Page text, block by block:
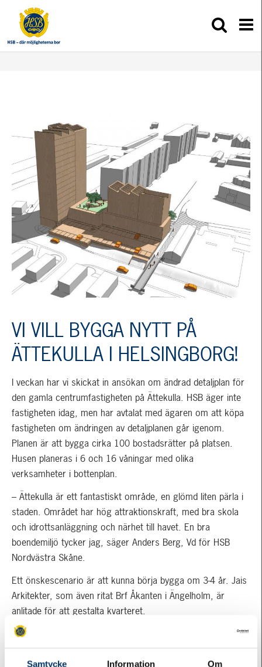
Samtycke Information Om
VI VILL BYGGA NYTT PÅ
ÄTTEKULLA I HELSINGBORG!
I veckan har vi skickat in ansökan om ändrad detaljplan för
den gamla centrumfastigheten på Ättekulla. HSB äger inte
fastigheten idag, men har avtalat med ägaren om att köpa
fastigheten om ändringen av detaljplanen går igenom.
Planen är att bygga cirka 100 bostadsrätter på platsen.
Husen planeras i 6 och 16 våningar med olika
verksamheter i bottenplan.
– Ättekulla är ett fantastiskt område, en glömd liten pärla i
staden. Området har hög attraktionskraft, med bra skola
och idrottsanläggning och närhet till havet. En bra
boendemiljö tycker jag, säger Anders Berg, Vd för HSB
Nordvästra Skåne.
Ett önskescenario är att kunna börja bygga om 3-4 år. Jais
Arkitekter, som även ritat Brf Åkanten i Ängelholm, är
anlitade för att gestalta kvarteret.
Publicerad: 6 december, 2019iHSB,Nyheter.